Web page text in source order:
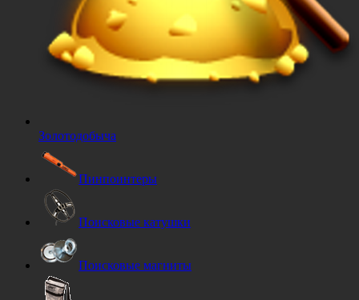
Золотодобыча
Пинпоинтеры
Поисковые катушки
Поисковые магниты